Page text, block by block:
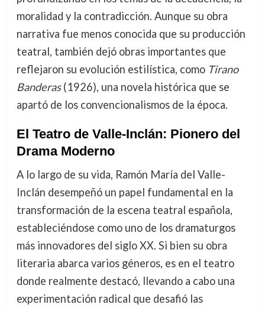
moralidad y la contradicción. Aunque su obra
narrativa fue menos conocida que su producción
teatral, también dejó obras importantes que
reflejaron su evolución estilística, como Tirano
Banderas(1926), una novela histórica que se
apartó de los convencionalismos de la época.
El Teatro de Valle-Inclán: Pionero del
Drama Moderno
A lo largo de su vida, Ramón María del Valle-
Inclán desempeñó un papel fundamental en la
transformación de la escena teatral española,
estableciéndose como uno de los dramaturgos
más innovadores del siglo XX. Si bien su obra
literaria abarca varios géneros, es en el teatro
donde realmente destacó, llevando a cabo una
experimentación radical que desafió las